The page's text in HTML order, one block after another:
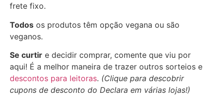
frete fixo.
Todos os produtos têm opção vegana ou são
veganos.
Se curtir e decidir comprar, comente que viu por
aqui! É a melhor maneira de trazer outros sorteios e
descontos para leitoras. (Clique para descobrir
cupons de desconto do Declara em várias lojas!)